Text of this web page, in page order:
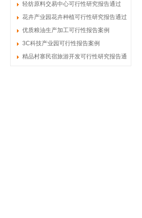
轻纺原料交易中心可行性研究报告通过
花卉产业园花卉种植可行性研究报告通过
优质粮油生产加工可行性报告案例
3C科技产业园可行性报告案例
精品村寨民宿旅游开发可行性研究报告通